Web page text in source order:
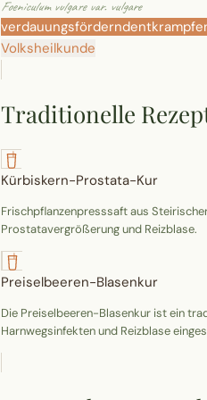
Foeniculum vulgare var. vulgare
verdauungsfördernd
Volksheilkunde
Traditionelle
Kürbiskern-Prostata-Kur
Frischpflanzenpresssaft aus
Prostatavergrößerung und Reizblase.
Preiselbeeren-Blasenkur
Die Preiselbeeren-Blasenkur ist ein
Harnwegsinfekten und Reizblase